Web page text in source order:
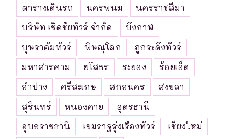
ตารางเดินรถ
นครพนม
นครราชสีมา
บริษัท เชิดชัยทัวร์ จำกัด
บึงกาฬ
บุษราคัมทัวร์
พิษณุโลก
ภูกระดึงทัวร์
มหาสารคาม
ยโสธร ระยอง
ร้อยเอ็ด
ลำปาง
ศรีสะเกษ สกลนคร
สงขลา
สุรินทร์
หนองคาย
อุดรธานี
อุบลราชธานี
เขมราฐรุ่งเรืองทัวร์
เชียงใหม่